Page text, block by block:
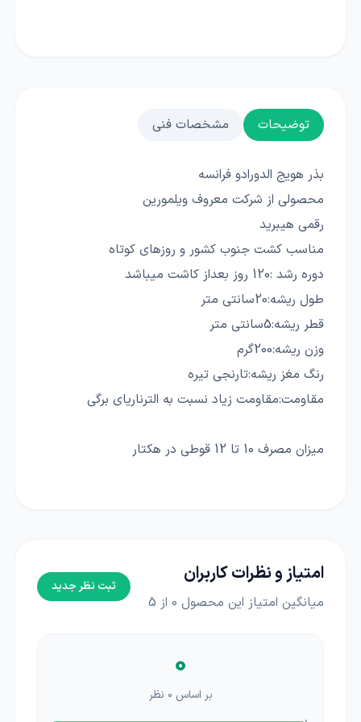
توضیحات مشخصات فنی
بذر هویج الدورادو فرانسه
محصولی از شرکت معروف ویلمورین
رقمی هیبرید
مناسب کشت جنوب کشور و روزهای کوتاه
دوره رشد :120 روز بعداز کاشت میباشد
طول ریشه:20سانتی متر
قطر ریشه:5سانتی متر
وزن ریشه:200گرم
رنگ مغز ریشه:تارنجی تیره
مقاومت:مقاومت زیاد نسبت به الترناریای برگی
میزان مصرف 10 تا 12 قوطی در هکتار
امتیاز و نظرات کاربران
میانگین امتیاز این محصول 0 از 5
ثبت نظر جدید
0
بر اساس 0 نظر